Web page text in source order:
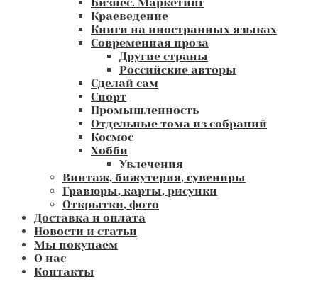
Краеведение
Книги на иностранных языках
Современная проза
Другие страны
Российские авторы
Сделай сам
Спорт
Промышленность
Отдельные тома из собраний
Космос
Хобби
Увлечения
Винтаж, бижутерия, сувениры
Гравюры, карты, рисунки
Открытки, фото
Доставка и оплата
Новости и статьи
Мы покупаем
О нас
Контакты